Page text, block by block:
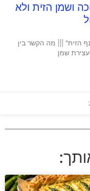
ושמן הזית ולא
הזית" ||| מה הקשר בין
שמן